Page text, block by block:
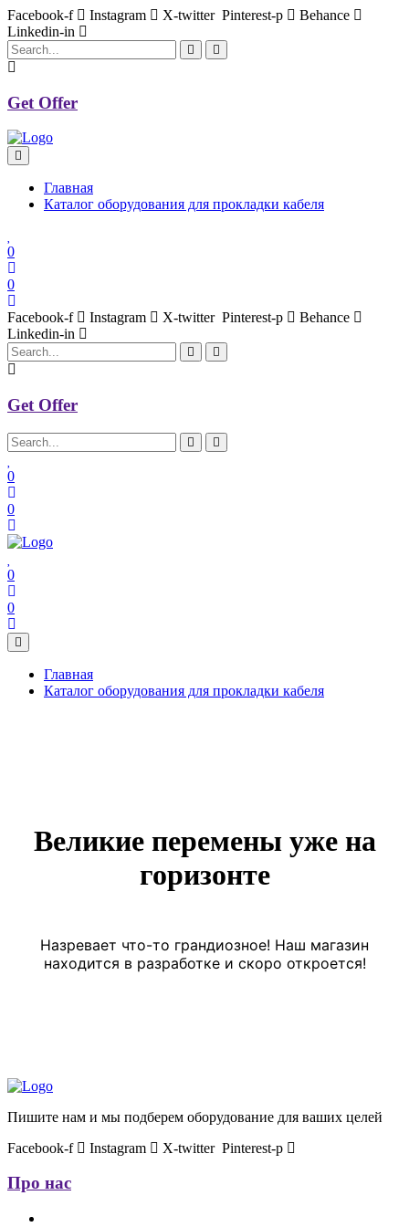
Facebook-f Instagram X-twitter Pinterest-p
Behance
Linkedin-in
Get Offer
Главная
Каталог оборудования для прокладки кабеля
0
0
Facebook-f Instagram X-twitter Pinterest-p
Behance
Linkedin-in
Get Offer
0
0
0
0
Главная
Каталог оборудования для прокладки кабеля
Великие перемены уже на
горизонте
Назревает что-то грандиозное! Наш магазин
находится в разработке и скоро откроется!
Пишите нам и мы подберем оборудование для ваших целей
Facebook-f
Instagram X-twitter Pinterest-p
Про нас